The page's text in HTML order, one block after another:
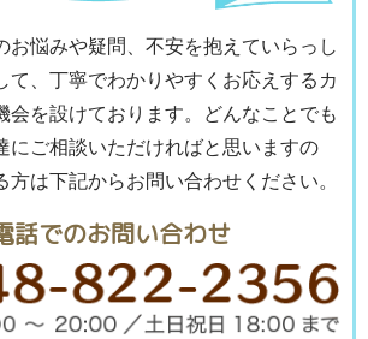
お悩みや疑問、不安を抱えていらっし
て、丁寧でわかりやすくお応えするカ
会を設けております。どんなことでも
にご相談いただければと思いますの
方は下記からお問い合わせください。
話でのお問い合わせ